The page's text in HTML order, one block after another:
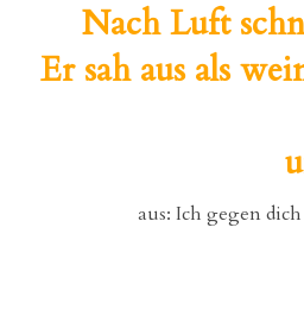
Nach Luft
Er sah aus als
aus: Ich gegen